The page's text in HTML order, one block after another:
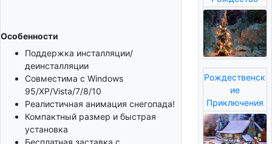
Особенности
Поддержка инсталляции/
деинсталляции
Совместима с Windows
95/XP/Vista/7/8/10
Реалистичная анимация снегопада!
Компактный размер и быстрая
установка
Бесплатная заставка с
Рождественск
ие
Приключения